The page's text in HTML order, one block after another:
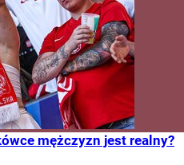
mężczyzn jest realny?